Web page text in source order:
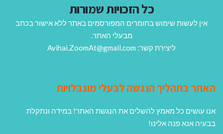
כל הזכויות שמורות
אין לעשות שימוש בחומרים המפורסמים באתר ללא אישור בכתב
מבעלי האתר.
ליצירת קשר: Avihai.ZoomAt@gmail.com
האתר בתהליך הנגשה לבעלי מוגבלויות
אנו עושים כל מאמץ להשלים את הנגשת האתר! במידה ונתקלת
בבעיה אנא פנה אלינו!